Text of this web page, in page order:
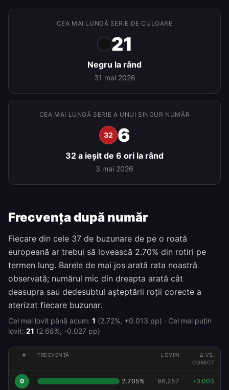
CEA MAI LUNGĂ SERIE DE CULOARE
21
Negru la rând
31 mai 2026
CEA MAI LUNGĂ SERIE A UNUI SINGUR NUMĂR
32 6
32 a ieșit de 6 ori la rând
3 mai 2026
Frecvența după număr
Fiecare din cele 37 de buzunare de pe o roată
europeană ar trebui să lovească 2.70% din rotiri pe
termen lung. Barele de mai jos arată rata noastră
observată; numărul mic din dreapta arată cât
deasupra sau dedesubtul așteptării roții corecte a
aterizat fiecare buzunar.
Cel mai lovit până acum: 1 (2.72%, +0.013 pp) · Cel mai puțin
lovit: 21 (2.68%, -0.027 pp)
# FRECVENȚĂ LOVIRI
Δ VS.
CORECT
0 2.705% 96,257 +0.003